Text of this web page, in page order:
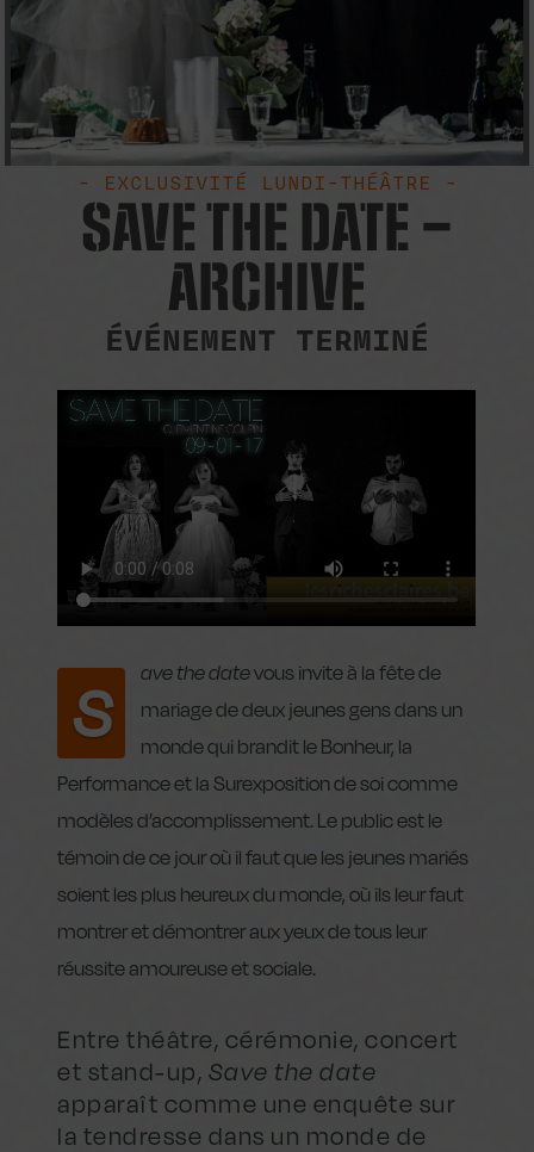
- EXCLUSIVITÉ LUNDI-THÉÂTRE -
SAVE THE DATE –
ARCHIVE
ÉVÉNEMENT TERMINÉ
S ave the datevous invite à la fête de
mariage de deux jeunes gens dans un
monde qui brandit le Bonheur, la
Performance et la Surexposition de soi comme
modèles d’accomplissement. Le public est le
témoin de ce jour où il faut que les jeunes mariés
soient les plus heureux du monde, où ils leur faut
montrer et démontrer aux yeux de tous leur
réussite amoureuse et sociale.
Entre théâtre, cérémonie, concert
et stand-up, Save the date
apparaît comme une enquête sur
la tendresse dans un monde de